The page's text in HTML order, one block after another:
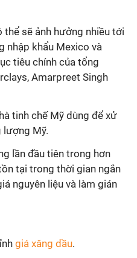
thể sẽ ảnh hưởng nhiều tới
khẩu Mexico và
tiêu chính của tổng
Amarpreet Singh
tinh chế Mỹ dùng để xử
lượng Mỹ.
lần đầu tiên trong hơn
tại trong thời gian ngắn
nguyên liệu và làm gián
giá xăng dầu.